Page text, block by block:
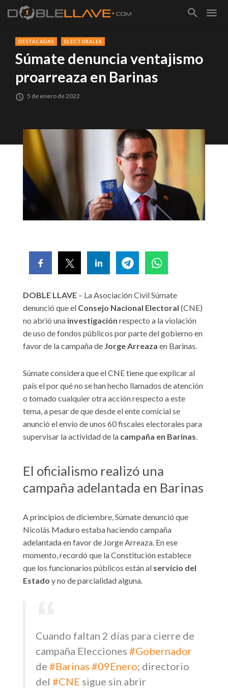
DESTACADAS ELECTORALES
Súmate denuncia ventajismo
proarreaza en Barinas
5 de enero de 2022
DOBLE LLAVE – La Asociación Civil Súmate
denunció que el Consejo Nacional Electoral (CNE)
no abrió una investigación respecto a la violación
de uso de fondos públicos por parte del gobierno en
favor de la campaña de Jorge Arreaza en Barinas.
Súmate considera que el CNE tiene que explicar al
país el por qué no se han hecho llamados de atención
o tomado cualquier otra acción respecto a este
tema, a pesar de que desde el ente comicial se
anunció el envío de unos 60 fiscales electorales para
supervisar la actividad de la campaña en Barinas.
El oficialismo realizó una
campaña adelantada en Barinas
A principios de diciembre, Súmate denunció que
Nicolás Maduro estaba haciendo campaña
adelantada en favor de Jorge Arreaza. En ese
momento, recordó que la Constitución establece
que los funcionarios públicos están al servicio del
Estado y no de parcialidad alguna.
Cuando faltan 2 días para cierre de
campaña Elecciones #Gobernador
de #Barinas #09Enero; directorio
del #CNE sigue sin abrir